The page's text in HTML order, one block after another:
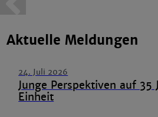
Aktuelle Meldungen
24. Juli 2026
Junge Perspektiven auf 35
Einheit